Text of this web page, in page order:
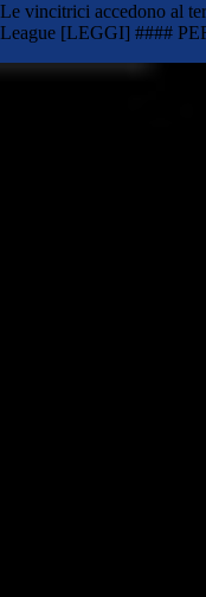
Le vincitrici accedono al
League [LEGGI] ####